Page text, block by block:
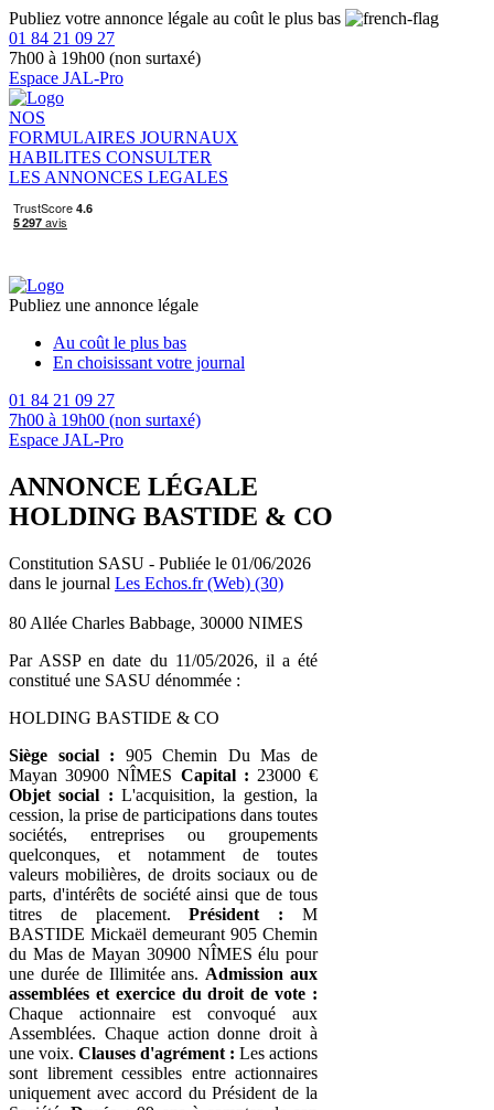
Publiez votre annonce légale au coût le plus bas
01 84 21 09 27
7h00 à 19h00 (non surtaxé)
Espace JAL-Pro
NOS
FORMULAIRES JOURNAUX
HABILITES CONSULTER
LES ANNONCES LEGALES
Publiez une annonce légale
Au coût le plus bas
En choisissant votre journal
01 84 21 09 27
7h00 à 19h00 (non surtaxé)
Espace JAL-Pro
ANNONCE LÉGALE
HOLDING BASTIDE & CO
Constitution SASU - Publiée le 01/06/2026
dans le journal Les Echos.fr (Web) (30)
80 Allée Charles Babbage, 30000 NIMES
Par ASSP en date du 11/05/2026, il a été
constitué une SASU dénommée :
HOLDING BASTIDE & CO
Siège social : 905 Chemin Du Mas de
Mayan 30900 NÎMES Capital : 23000 €
Objet social : L'acquisition, la gestion, la
cession, la prise de participations dans toutes
sociétés, entreprises ou groupements
quelconques, et notamment de toutes
valeurs mobilières, de droits sociaux ou de
parts, d'intérêts de société ainsi que de tous
titres de placement.Président : M
BASTIDE Mickaël demeurant 905 Chemin
du Mas de Mayan 30900 NÎMES élu pour
une durée de Illimitée ans. Admission aux
assemblées et exercice du droit de vote :
Chaque actionnaire est convoqué aux
Assemblées. Chaque action donne droit à
une voix. Clauses d'agrément : Les actions
sont librement cessibles entre actionnaires
uniquement avec accord du Président de la